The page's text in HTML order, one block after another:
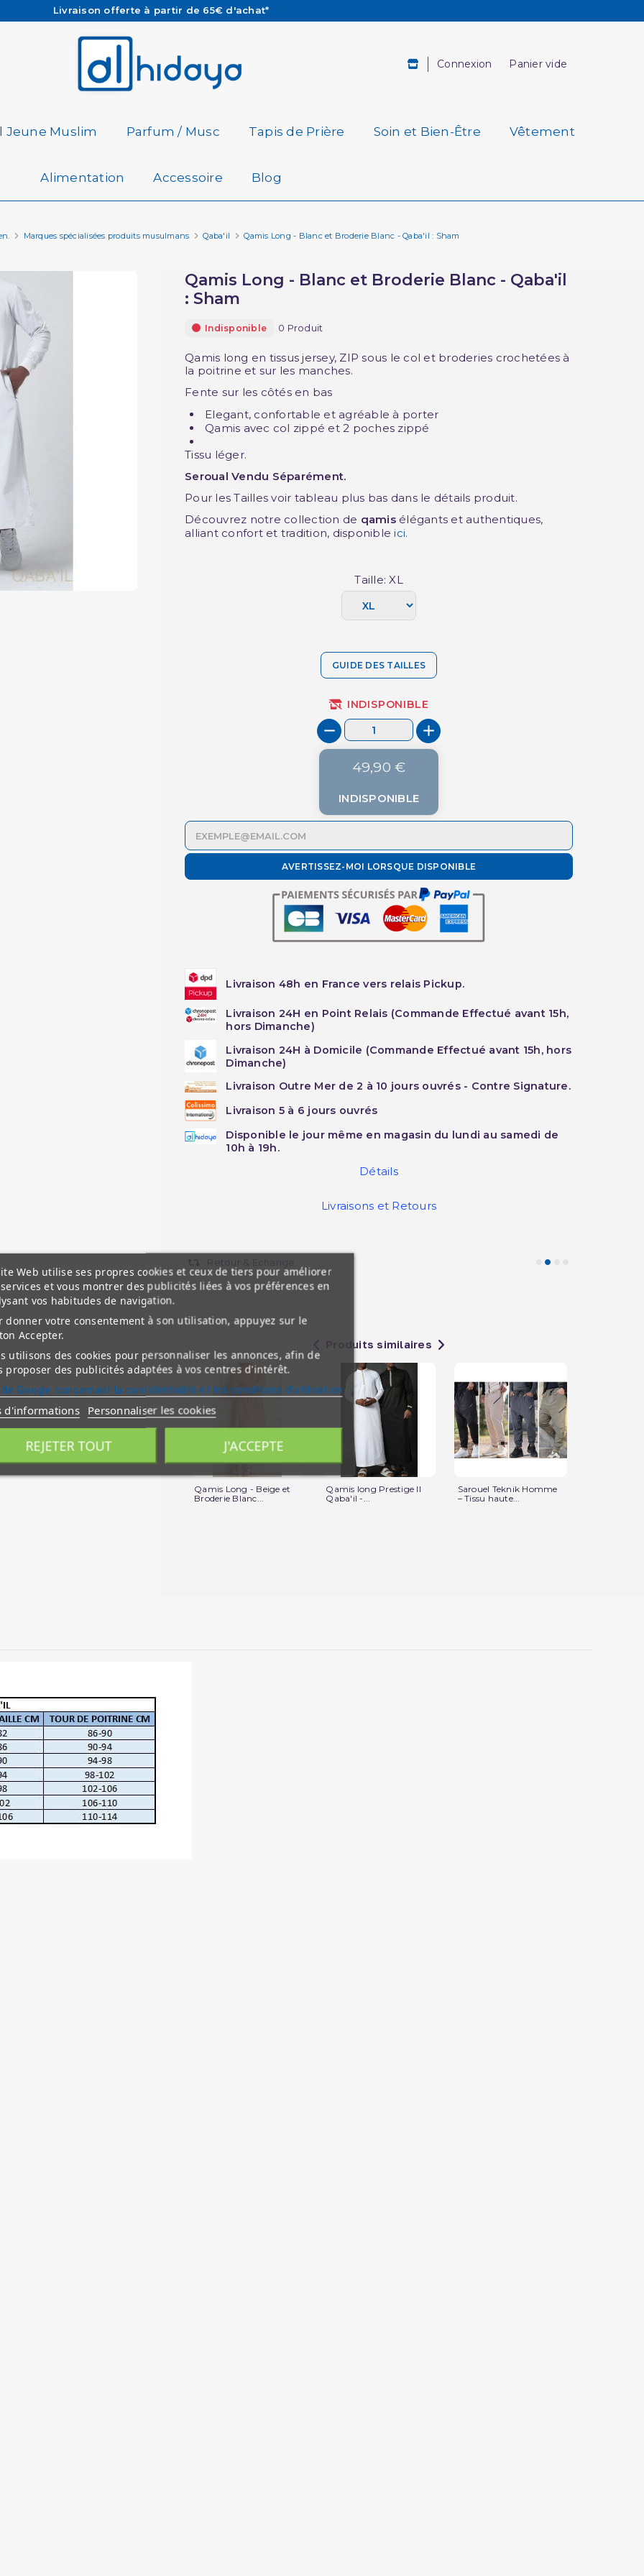
Les Commandes passées avant 15h (lun au Vend)
Besoin d'aide ? Retrouvez notre FAQ
Livraison offerte à partir de 65€ d'achat*
Connexion Panier vide
Jeune Muslim Parfum / Musc Tapis de Prière Soin et Bien-Être Vêtement
Alimentation Accessoire Blog
Marques spécialisées produits musulmans Qaba'il Qamis Long - Blanc et Broderie Blanc - Qaba'il : Sham
Qamis Long - Blanc et Broderie Blanc - Qaba'il
: Sham
Indisponible 0 Produit
Qamis long en tissus jersey, ZIP sous le col et broderies crochetées à
la poitrine et sur les manches.
Fente sur les côtés en bas
Elegant, confortable et agréable à porter
Qamis avec col zippé et 2 poches zippé
Tissu léger.
Seroual Vendu Séparément.
Pour les Tailles voir tableau plus bas dans le détails produit.
Découvrez notre collection de qamisélégants et authentiques,
alliant confort et tradition, disponibleici.
Taille: XL
GUIDE DES TAILLES
INDISPONIBLE
49,90 €
INDISPONIBLE
AVERTISSEZ-MOI LORSQUE DISPONIBLE
Livraison 48h en France vers relais Pickup.
Livraison 24H en Point Relais (Commande Effectué avant 15h,
hors Dimanche)
Livraison 24H à Domicile (Commande Effectué avant 15h, hors
Dimanche)
Livraison Outre Mer de 2 à 10 jours ouvrés - Contre Signature.
Livraison 5 à 6 jours ouvrés
Disponible le jour même en magasin du lundi au samedi de
10h à 19h.
Détails
Livraisons et Retours
Produits similaires
Qamis Long - Beige et
Broderie Blanc...
Qamis long Prestige II
Qaba'il -...
Sarouel Teknik Homme
– Tissu haute...
Web utilise ses propres cookies et ceux de tiers pour améliorer
et vous montrer des publicités liées à vos préférences en
vos habitudes de navigation.
donner votre consentement à son utilisation, appuyez sur le
Accepter.
utilisons des cookies pour personnaliser les annonces, afin de
proposer des publicités adaptées à vos centres d'intérêt.
Google concernant la confidentialité et les conditions d'utilisation
d'informations Personnaliser les cookies
REJETER TOUT J'ACCEPTE